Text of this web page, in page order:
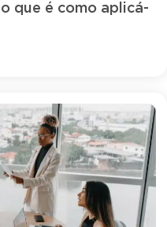
que é como aplicá-